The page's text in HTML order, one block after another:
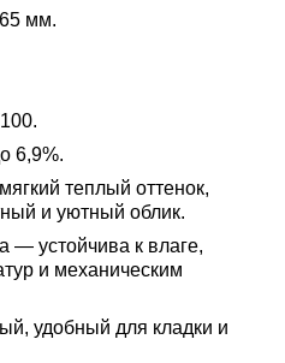
мм.
6,9%.
теплый оттенок,
и уютный облик.
— устойчива к влаге,
и механическим
удобный для кладки и